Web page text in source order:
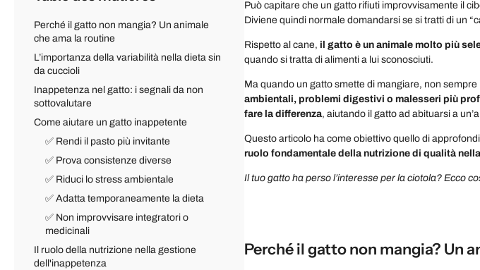
Perché il gatto non mangia? Un animale
che ama la routine
L’importanza della variabilità nella dieta sin
da cuccioli
Inappetenza nel gatto: i segnali da non
sottovalutare
Come aiutare un gatto inappetente
✅ Rendi il pasto più invitante
✅ Prova consistenze diverse
✅ Riduci lo stress ambientale
✅ Adatta temporaneamente la dieta
✅ Non improvvisare integratori o
medicinali
Il ruolo della nutrizione nella gestione
dell'inappetenza
Può capitare che un gatto rifiuti improvvisamente il
Diviene quindi normale domandarsi se si tratti di un
Rispetto al cane, il gatto è un animale molto più
quando si tratta di alimenti a lui sconosciuti.
Ma quando un gatto smette di mangiare, non sempre
ambientali, problemi digestivi o malesseri più
fare la differenza, aiutando il gatto ad abituarsi a
Questo articolo ha come obiettivo quello di
ruolo fondamentale della nutrizione di qualità
Il tuo gatto ha perso l’interesse per la ciotola? Ecco
Perché il gatto non mangia? Un